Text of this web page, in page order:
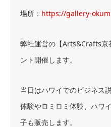
場所： https://gallery-
弊社運営の【Arts&Crafts京
ント開催します。
当日はハワイでのビジネス
体験やロミロミ体験、ハワ
子も販売します。